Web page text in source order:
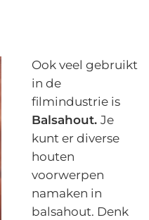
Ook veel gebruikt
in de
filmindustrie is
Balsahout. Je
kunt er diverse
houten
voorwerpen
namaken in
balsahout. Denk